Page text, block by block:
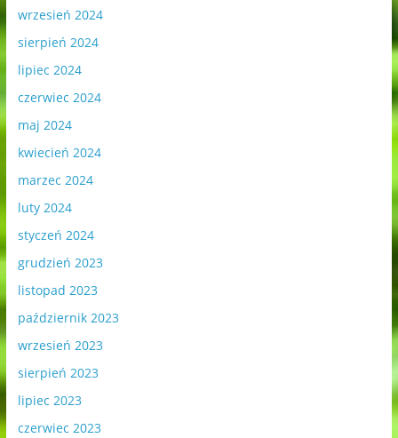
wrzesień 2024
sierpień 2024
lipiec 2024
czerwiec 2024
maj 2024
kwiecień 2024
marzec 2024
luty 2024
styczeń 2024
grudzień 2023
listopad 2023
październik 2023
wrzesień 2023
sierpień 2023
lipiec 2023
czerwiec 2023